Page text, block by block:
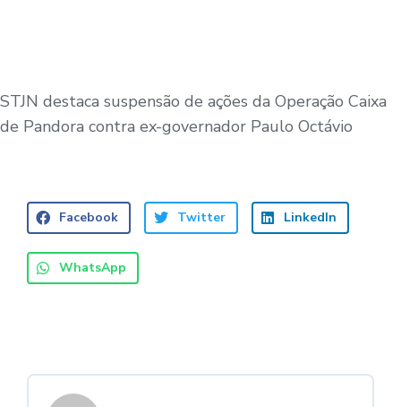
STJN destaca suspensão de ações da Operação Caixa
de Pandora contra ex-governador Paulo Octávio
Facebook Twitter LinkedIn
WhatsApp